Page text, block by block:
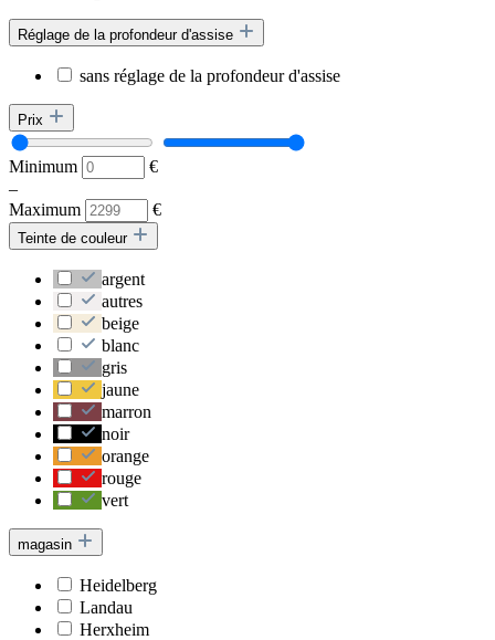
Réglage de la profondeur d'assise
sans réglage de la profondeur d'assise
Prix
Minimum
€
–
Maximum
€
Teinte de couleur
argent
autres
beige
blanc
gris
jaune
marron
noir
orange
rouge
vert
magasin
Heidelberg
Landau
Herxheim